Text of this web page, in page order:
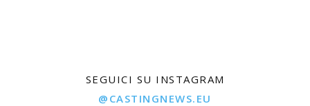
SEGUICI SU INSTAGRAM
@CASTINGNEWS.EU